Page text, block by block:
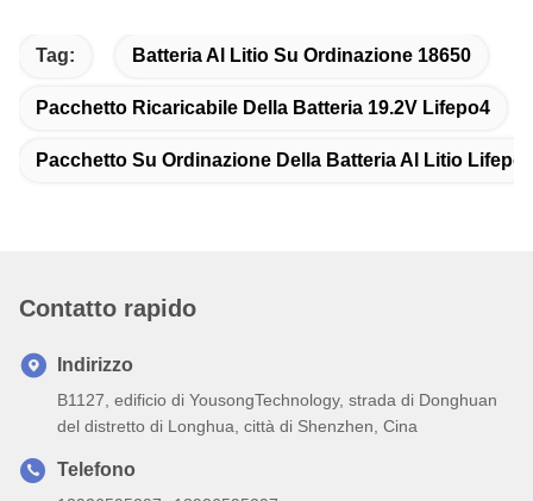
Tag: Batteria Al Litio Su Ordinazione 18650
Pacchetto Ricaricabile Della Batteria 19.2V Lifepo4
Pacchetto Su Ordinazione Della Batteria Al Litio
Contatto rapido
Indirizzo
B1127, edificio di YousongTechnology, strada di Donghuan
del distretto di Longhua, città di Shenzhen, Cina
Telefono